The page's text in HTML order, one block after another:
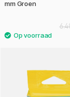
mm Groen